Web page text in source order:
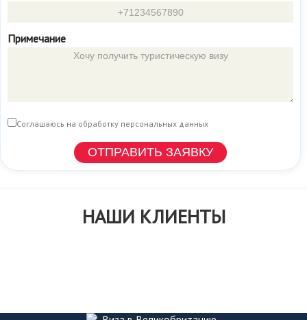
Примечание
Соглашаюсь на обработку персональных данных
НАШИ КЛИЕНТЫ